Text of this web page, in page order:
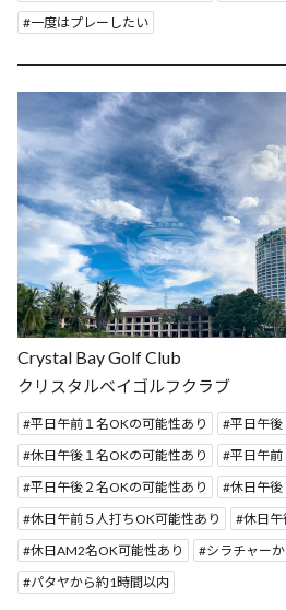
一度はプレーしたい
Crystal Bay Golf Club
クリスタルベイゴルフクラブ
平日午前１名OKの可能性あり
平日午後
休日午後１名OKの可能性あり
平日午前
平日午後２名OKの可能性あり
休日午後
休日午前５人打ちOK可能性あり
休日午
休日AM2名OK可能性あり
シラチャー
パタヤから約1時間以内